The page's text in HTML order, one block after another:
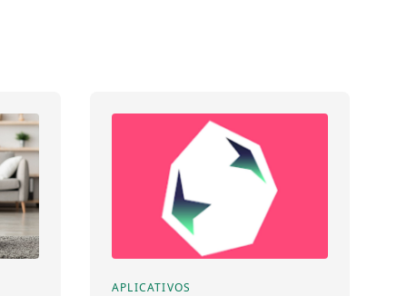
APLICATIVOS